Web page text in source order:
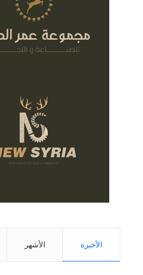
الأخيرة الأشهر